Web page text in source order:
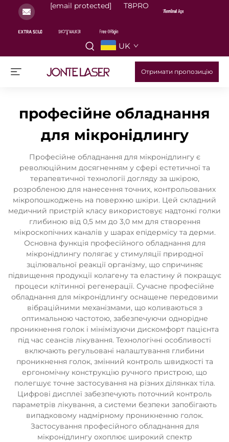
[email protected] T8PRO
UK
Отримати пропозицію
професійне обладнання
для мікронідлингу
Професійне обладнання для мікронідлингу є
революційним досягненням у сфері естетичної та
терапевтичної технології догляду за шкірою,
розробленою для нанесення точних, контрольованих
мікропошкоджень на поверхню шкіри. Цей складний
медичний пристрій класу використовує надтонкі голки
глибиною від 0,5 мм до 3,0 мм для створення
мікроскопічних каналів у шарах епідермісу та дерми.
Основна функція професійного обладнання для
мікронідлингу полягає у стимуляції природної
зцілювальної реакції організму, що спричиняє
підвищення продукції колагену та еластину й покращує
процеси клітинної регенерації. Сучасне професійне
обладнання для мікронідлингу оснащене передовими
вібраційними механізмами, що коливаються з
оптимальною частотою, забезпечуючи однорідне
проникнення голок і мінімізуючи дискомфорт пацієнта
під час сеансів лікування. Технологічні особливості
включають регульовані налаштування глибини
проникнення голок, змінний контроль швидкості та
ергономічну конструкцію ручного пристрою, що
полегшує точне застосування на різних ділянках тіла.
Цифрові дисплеї забезпечують поточний контроль
параметрів лікування, а системи безпеки запобігають
випадковому надмірному проникненню голок.
Застосування професійного обладнання для
мікронідлингу охоплює широкий спектр